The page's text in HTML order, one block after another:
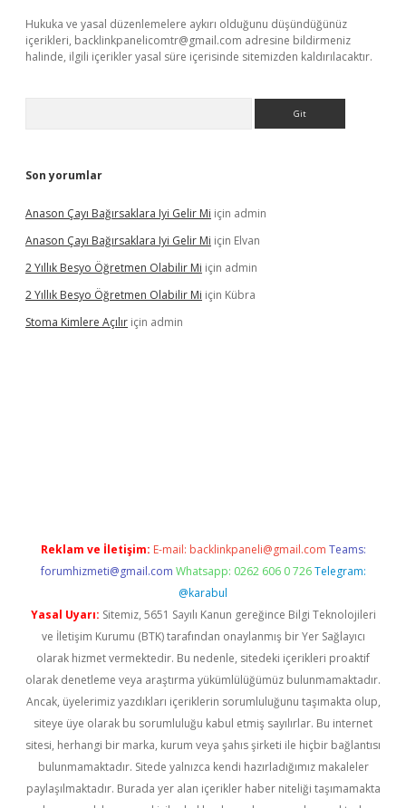
Hukuka ve yasal düzenlemelere aykırı olduğunu düşündüğünüz
içerikleri, backlinkpanelicomtr@gmail.com adresine bildirmeniz
halinde, ilgili içerikler yasal süre içerisinde sitemizden kaldırılacaktır.
Son yorumlar
Anason Çayı Bağırsaklara Iyi Gelir Mi için admin
Anason Çayı Bağırsaklara Iyi Gelir Mi için Elvan
2 Yıllık Besyo Öğretmen Olabilir Mi için admin
2 Yıllık Besyo Öğretmen Olabilir Mi için Kübra
Stoma Kimlere Açılır için admin
Reklam ve İletişim: E-mail: backlinkpaneli@gmail.com Teams:
forumhizmeti@gmail.com Whatsapp: 0262 606 0 726 Telegram:
@karabul
Yasal Uyarı: Sitemiz, 5651 Sayılı Kanun gereğince Bilgi Teknolojileri
ve İletişim Kurumu (BTK) tarafından onaylanmış bir Yer Sağlayıcı
olarak hizmet vermektedir. Bu nedenle, sitedeki içerikleri proaktif
olarak denetleme veya araştırma yükümlülüğümüz bulunmamaktadır.
Ancak, üyelerimiz yazdıkları içeriklerin sorumluluğunu taşımakta olup,
siteye üye olarak bu sorumluluğu kabul etmiş sayılırlar. Bu internet
sitesi, herhangi bir marka, kurum veya şahıs şirketi ile hiçbir bağlantısı
bulunmamaktadır. Sitede yalnızca kendi hazırladığımız makaleler
paylaşılmaktadır. Burada yer alan içerikler haber niteliği taşımamakta